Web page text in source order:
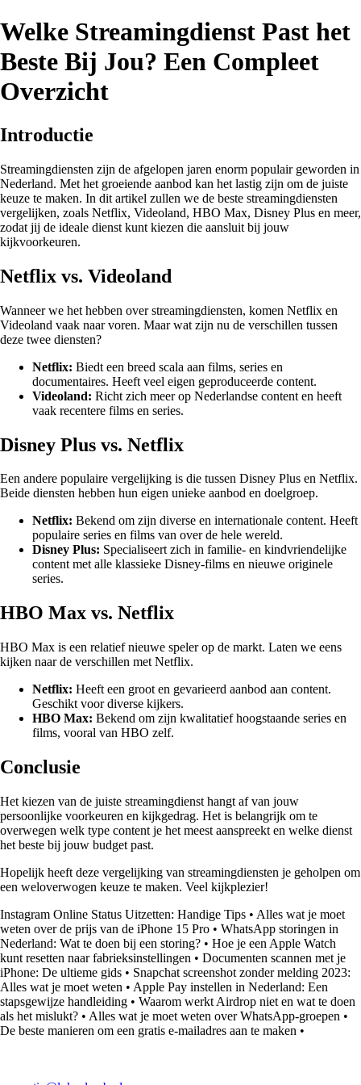
Welke Streamingdienst Past het
Beste Bij Jou? Een Compleet
Overzicht
Introductie
Streamingdiensten zijn de afgelopen jaren enorm populair geworden in
Nederland. Met het groeiende aanbod kan het lastig zijn om de juiste
keuze te maken. In dit artikel zullen we de beste streamingdiensten
vergelijken, zoals Netflix, Videoland, HBO Max, Disney Plus en meer,
zodat jij de ideale dienst kunt kiezen die aansluit bij jouw
kijkvoorkeuren.
Netflix vs. Videoland
Wanneer we het hebben over streamingdiensten, komen Netflix en
Videoland vaak naar voren. Maar wat zijn nu de verschillen tussen
deze twee diensten?
Netflix: Biedt een breed scala aan films, series en
documentaires. Heeft veel eigen geproduceerde content.
Videoland: Richt zich meer op Nederlandse content en heeft
vaak recentere films en series.
Disney Plus vs. Netflix
Een andere populaire vergelijking is die tussen Disney Plus en Netflix.
Beide diensten hebben hun eigen unieke aanbod en doelgroep.
Netflix: Bekend om zijn diverse en internationale content. Heeft
populaire series en films van over de hele wereld.
Disney Plus: Specialiseert zich in familie- en kindvriendelijke
content met alle klassieke Disney-films en nieuwe originele
series.
HBO Max vs. Netflix
HBO Max is een relatief nieuwe speler op de markt. Laten we eens
kijken naar de verschillen met Netflix.
Netflix: Heeft een groot en gevarieerd aanbod aan content.
Geschikt voor diverse kijkers.
HBO Max: Bekend om zijn kwalitatief hoogstaande series en
films, vooral van HBO zelf.
Conclusie
Het kiezen van de juiste streamingdienst hangt af van jouw
persoonlijke voorkeuren en kijkgedrag. Het is belangrijk om te
overwegen welk type content je het meest aanspreekt en welke dienst
het beste bij jouw budget past.
Hopelijk heeft deze vergelijking van streamingdiensten je geholpen om
een weloverwogen keuze te maken. Veel kijkplezier!
Instagram Online Status Uitzetten: Handige Tips • Alles wat je moet
weten over de prijs van de iPhone 15 Pro • WhatsApp storingen in
Nederland: Wat te doen bij een storing? • Hoe je een Apple Watch
kunt resetten naar fabrieksinstellingen • Documenten scannen met je
iPhone: De ultieme gids • Snapchat screenshot zonder melding 2023:
Alles wat je moet weten • Apple Pay instellen in Nederland: Een
stapsgewijze handleiding • Waarom werkt Airdrop niet en wat te doen
als het mislukt? • Alles wat je moet weten over WhatsApp-groepen •
De beste manieren om een gratis e-mailadres aan te maken •